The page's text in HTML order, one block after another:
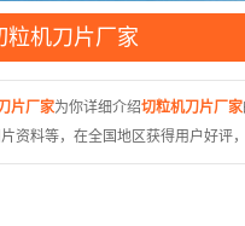
粒机刀片厂家
片厂家为你详细介绍切粒机刀片厂家
资料等，在全国地区获得用户好评